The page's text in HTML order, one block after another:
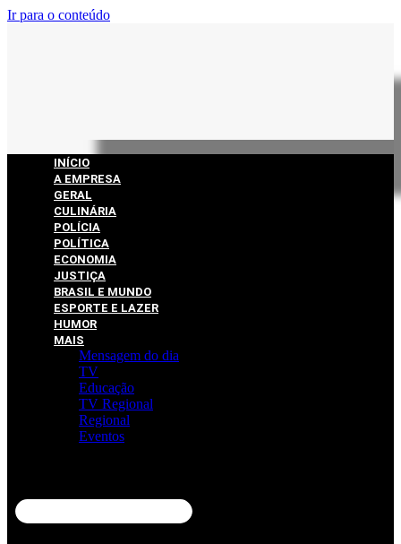
Ir para o conteúdo
INÍCIO
A EMPRESA
GERAL
CULINÁRIA
POLÍCIA
POLÍTICA
ECONOMIA
JUSTIÇA
BRASIL E MUNDO
ESPORTE E LAZER
HUMOR
MAIS
Mensagem do dia
TV
Educação
TV Regional
Regional
Eventos